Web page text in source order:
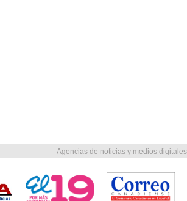
Agencias de noticias y medios digitales